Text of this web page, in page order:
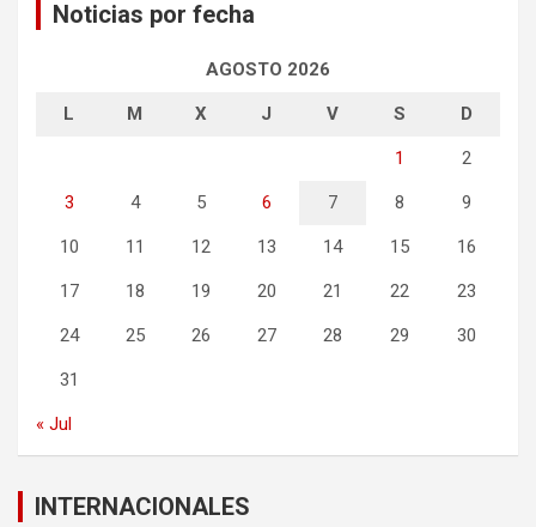
Noticias por fecha
AGOSTO 2026
L M X J V S D
1 2
3 4 5 6 7 8 9
10 11 12 13 14 15 16
17 18 19 20 21 22 23
24 25 26 27 28 29 30
31
« Jul
INTERNACIONALES